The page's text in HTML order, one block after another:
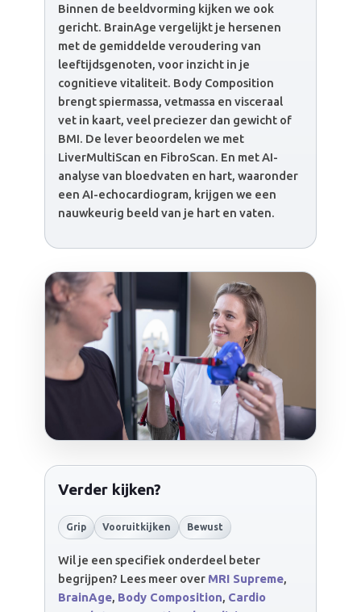
Binnen de beeldvorming kijken we ook
gericht. BrainAge vergelijkt je hersenen
met de gemiddelde veroudering van
leeftijdsgenoten, voor inzicht in je
cognitieve vitaliteit. Body Composition
brengt spiermassa, vetmassa en visceraal
vet in kaart, veel preciezer dan gewicht of
BMI. De lever beoordelen we met
LiverMultiScan en FibroScan. En met AI-
analyse van bloedvaten en hart, waaronder
een AI-echocardiogram, krijgen we een
nauwkeurig beeld van je hart en vaten.
Verder kijken?
Grip Vooruitkijken Bewust
Wil je een specifiek onderdeel beter
begrijpen? Lees meer over MRI Supreme,
BrainAge, Body Composition, Cardio